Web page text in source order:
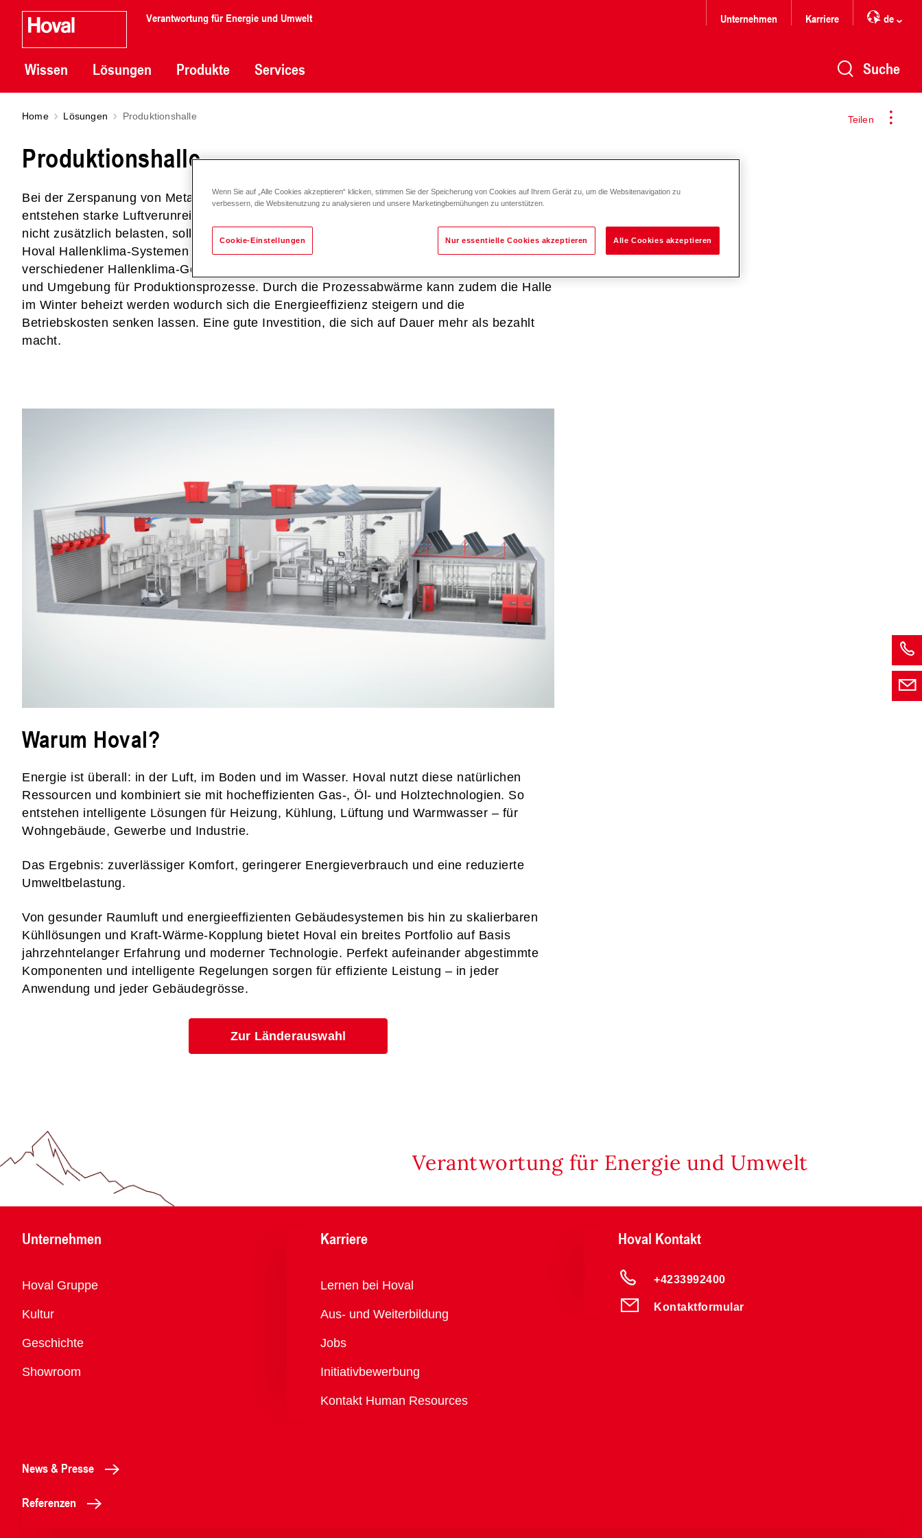
Verantwortung für Energie und Umwelt
Wissen Lösungen Produkte Services
Unternehmen Karriere de
Suche
Teilen
Home Lösungen Produktionshalle
Produktionshalle
Bei der Zerspanung von Metallen oder der Herstellung von elektronischen Bauteilen
entstehen starke Luftverunreinigungen. Damit diese die Mitarbeiter bei der täglichen Arbeit
nicht zusätzlich belasten, sollte die Raumluft stetig erneuert werden. Durch den Einsatz von
Hoval Hallenklima-Systemen wird die Luftqualität deutlich verbessert. Die Kombination
verschiedener Hallenklima-Geräte schafft für jeden Arbeitsbereich eine optimale Luftqualität
und Umgebung für Produktionsprozesse. Durch die Prozessabwärme kann zudem die Halle
im Winter beheizt werden wodurch sich die Energieeffizienz steigern und die
Betriebskosten senken lassen. Eine gute Investition, die sich auf Dauer mehr als bezahlt
macht.
Warum Hoval?
Energie ist überall: in der Luft, im Boden und im Wasser. Hoval nutzt diese natürlichen
Ressourcen und kombiniert sie mit hocheffizienten Gas-, Öl- und Holztechnologien. So
entstehen intelligente Lösungen für Heizung, Kühlung, Lüftung und Warmwasser – für
Wohngebäude, Gewerbe und Industrie.
Das Ergebnis: zuverlässiger Komfort, geringerer Energieverbrauch und eine reduzierte
Umweltbelastung.
Von gesunder Raumluft und energieeffizienten Gebäudesystemen bis hin zu skalierbaren
Kühllösungen und Kraft-Wärme-Kopplung bietet Hoval ein breites Portfolio auf Basis
jahrzehntelanger Erfahrung und moderner Technologie. Perfekt aufeinander abgestimmte
Komponenten und intelligente Regelungen sorgen für effiziente Leistung – in jeder
Anwendung und jeder Gebäudegrösse.
Zur Länderauswahl
Verantwortung für Energie und Umwelt
Unternehmen
Übersicht
Hoval Gruppe
Kultur
Geschichte
Showroom
Karriere
Übersicht
Lernen bei Hoval
Aus- und Weiterbildung
Jobs
Initiativbewerbung
Kontakt Human Resources
Hoval Kontakt
+4233992400
Kontaktformular
News & Presse
Referenzen
Wenn Sie auf „Alle Cookies akzeptieren“ klicken, stimmen Sie der Speicherung von Cookies auf Ihrem Gerät zu, um die Websitenavigation zu
verbessern, die Websitenutzung zu analysieren und unsere Marketingbemühungen zu unterstützen.
Cookie-Einstellungen Nur essentielle Cookies akzeptieren Alle Cookies akzeptieren